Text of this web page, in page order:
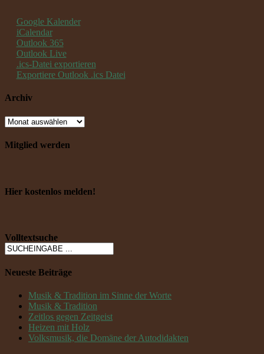
Google Kalender
iCalendar
Outlook 365
Outlook Live
.ics-Datei exportieren
Exportiere Outlook .ics Datei
Archiv
Mitglied werden
Hier kostenlos melden!
Volltextsuche
Neueste Beiträge
Musik & Tradition im Sinne der Worte
Musik & Tradition
Zeitlos gegen Zeitgeist
Heizen mit Holz
Volksmusik, die Domäne der Autodidakten